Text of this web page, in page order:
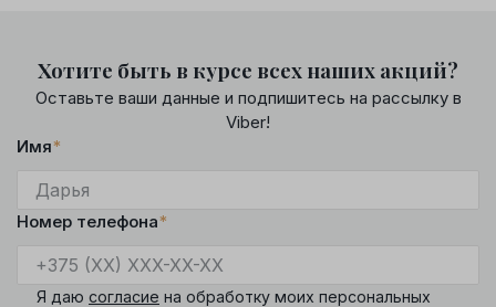
Хотите быть в курсе всех наших акций?
Оставьте ваши данные и подпишитесь на рассылку в
Viber!
Имя*
Номер телефона*
Я даю согласие на обработку моих персональных